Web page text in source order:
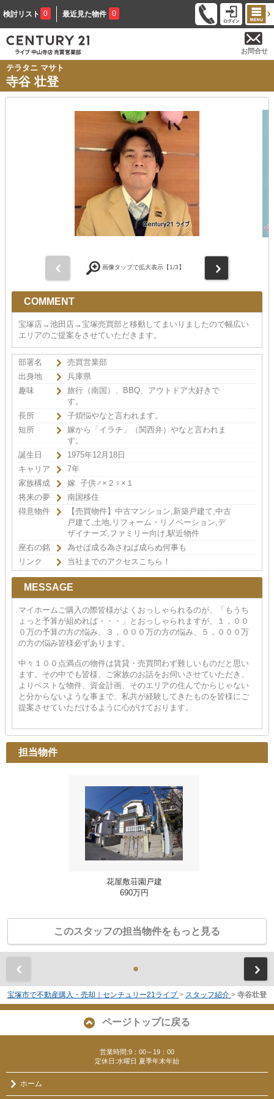
検討リスト 0 最近見た物件 0
お問合せ
テラタニ マサト
寺谷 壮登
画像タップで拡大表示【1/3】
COMMENT
宝塚店→池田店→宝塚売買部と移動してまいりましたので幅広い
エリアのご提案をさせていただきます。
部署名
売買営業部
出身地
兵庫県
趣味
旅行（南国）、BBQ、アウトドア大好きで
す。
長所
子煩悩やなと言われます。
短所
嫁から「イラチ」（関西弁）やなと言われま
す。
誕生日
1975年12月18日
キャリア
7年
家族構成
嫁 子供♂×２♀×１
将来の夢
南国移住
得意物件
【売買物件】中古マンション,新築戸建て,中古
戸建て,土地,リフォーム・リノベーション,デ
ザイナーズ,ファミリー向け,駅近物件
座右の銘
為せば成る為さねば成らぬ何事も
リンク
当社までのアクセスこちら！
MESSAGE
マイホームご購入の際皆様がよくおっしゃられるのが、「もうち
ょっと予算が組めれば・・・」とおっしゃられますが、１，００
０万の予算の方の悩み、３，０００万の方の悩み、５，０００万
の方の悩み皆様必ずあります。
中々１００点満点の物件は賃貸・売買問わず難しいものだと思い
ます。その中でも皆様、ご家族のお話をお伺いさせていただき、
よりベストな物件、資金計画、そのエリアの住んでからじゃない
と分からないような事まで、私共が経験してきたものを皆様にご
提案させていただけるように心がけております。
担当物件
花屋敷荘園戸建
690万円
このスタッフの担当物件をもっと見る
宝塚市で不動産購入・売却｜センチュリー21ライブ > スタッフ紹介 > 寺谷壮登
ページトップに戻る
営業時間:9：00～19：00
定休日:水曜日 夏季年末年始
ホーム